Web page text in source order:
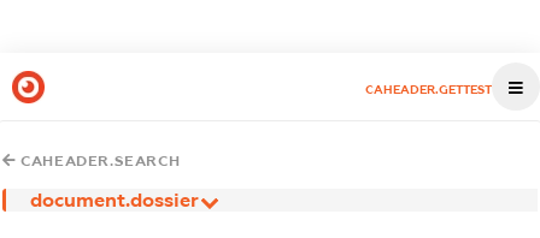
CAHEADER.GETTEST
CAHEADER.SEARCH
document.dossier